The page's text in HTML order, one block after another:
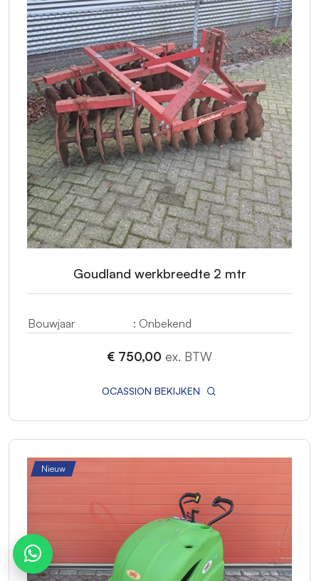
Goudland werkbreedte 2 mtr
Bouwjaar : Onbekend
€ 750,00 ex. BTW
OCASSION BEKIJKEN
Nieuw